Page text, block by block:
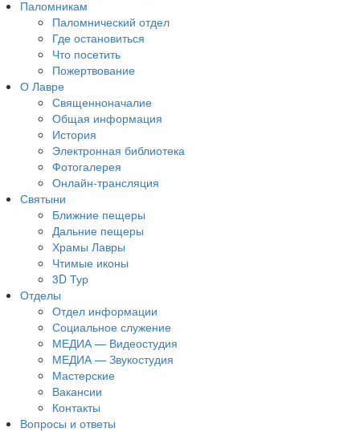
Паломникам
Паломнический отдел
Где остановиться
Что посетить
Пожертвование
О Лавре
Священноначалие
Общая информация
История
Электронная библиотека
Фотогалерея
Онлайн-трансляция
Святыни
Ближние пещеры
Дальние пещеры
Храмы Лавры
Чтимые иконы
3D Тур
Отделы
Отдел информации
Социальное служение
МЕДИА — Видеостудия
МЕДИА — Звукостудия
Мастерские
Вакансии
Контакты
Вопросы и ответы